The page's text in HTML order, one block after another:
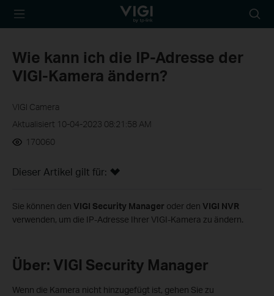
TP-Link, Reliably
Wie kann ich die IP-Adresse der
VIGI-Kamera ändern?
VIGI Camera
Aktualisiert 10-04-2023 08:21:58 AM
170060
Dieser Artikel gilt für:
Sie können den VIGI Security Manager oder den VIGI NVR
verwenden, um die IP-Adresse Ihrer VIGI-Kamera zu ändern.
Über: VIGI Security Manager
Wenn die Kamera nicht hinzugefügt ist, gehen Sie zu